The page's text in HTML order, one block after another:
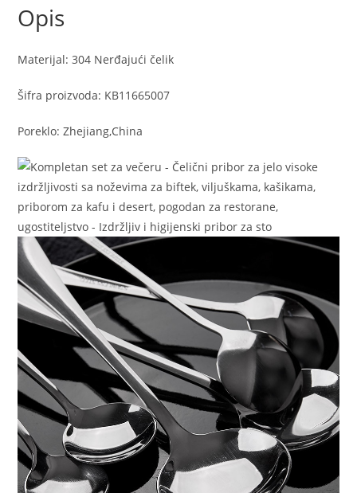
trajnosti
količina
Opis
Materijal: 304 Nerđajući čelik
Šifra proizvoda: KB11665007
Poreklo: Zhejiang,China